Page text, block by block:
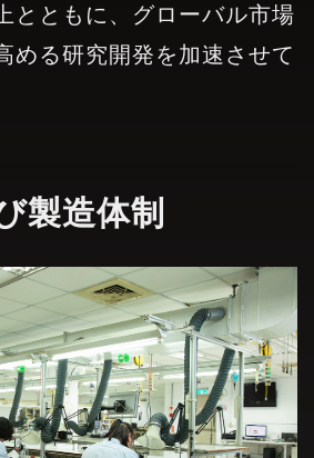
とともに、グローバル市場
める研究開発を加速させて
製造体制